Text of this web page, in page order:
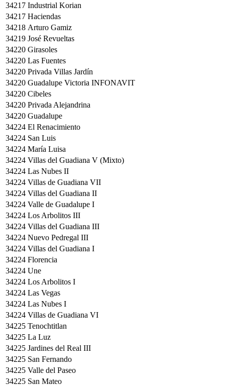
34217 Industrial Korian
34217 Haciendas
34218 Arturo Gamiz
34219 José Revueltas
34220 Girasoles
34220 Las Fuentes
34220 Privada Villas Jardín
34220 Guadalupe Victoria INFONAVIT
34220 Cibeles
34220 Privada Alejandrina
34220 Guadalupe
34224 El Renacimiento
34224 San Luis
34224 María Luisa
34224 Villas del Guadiana V (Mixto)
34224 Las Nubes II
34224 Villas de Guadiana VII
34224 Villas del Guadiana II
34224 Valle de Guadalupe I
34224 Los Arbolitos III
34224 Villas del Guadiana III
34224 Nuevo Pedregal III
34224 Villas del Guadiana I
34224 Florencia
34224 Une
34224 Los Arbolitos I
34224 Las Vegas
34224 Las Nubes I
34224 Villas de Guadiana VI
34225 Tenochtitlan
34225 La Luz
34225 Jardines del Real III
34225 San Fernando
34225 Valle del Paseo
34225 San Mateo